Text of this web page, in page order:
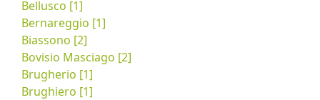
Bellusco [1]
Bernareggio [1]
Biassono [2]
Bovisio Masciago [2]
Brugherio [1]
Brughiero [1]